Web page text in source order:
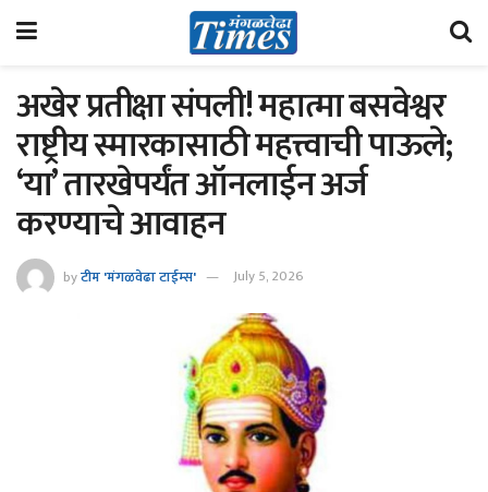
अखेर प्रतीक्षा संपली! महात्मा बसवेश्वर
राष्ट्रीय स्मारकासाठी महत्त्वाची पाऊले;
‘या’ तारखेपर्यंत ऑनलाईन अर्ज
करण्याचे आवाहन
byटीम 'मंगळवेढा टाईम्स' July 5, 2026